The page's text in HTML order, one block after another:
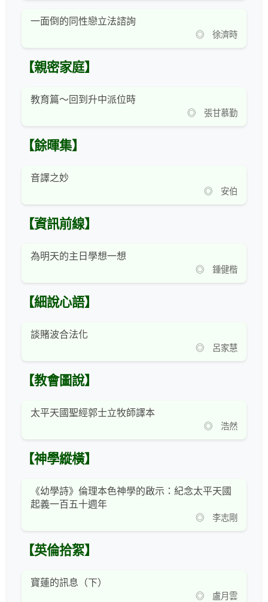
一面倒的同性戀立法諮詢
◎ 徐濟時
【親密家庭】
教育篇～回到升中派位時
◎ 張甘慕勤
【餘暉集】
音譯之妙
◎ 安伯
【資訊前線】
為明天的主日學想一想
◎ 鍾健楷
【細說心語】
談賭波合法化
◎ 呂家慧
【教會圖說】
太平天國聖經郭士立牧師譯本
◎ 浩然
【神學縱橫】
《幼學詩》倫理本色神學的啟示：紀念太平天國
起義一百五十週年
◎ 李志剛
【英倫拾絮】
寶蓮的訊息（下）
◎ 盧月雲